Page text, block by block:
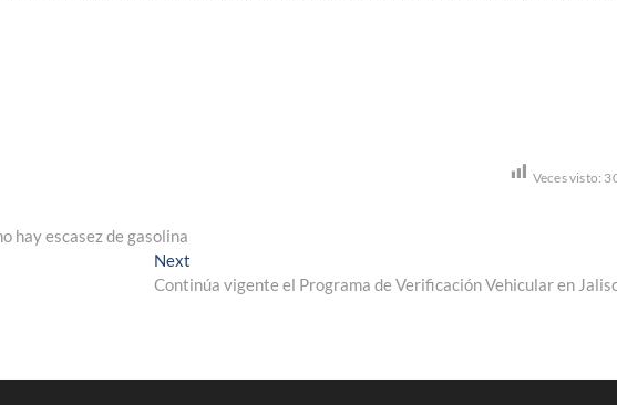
Veces visto:
hay escasez de gasolina
Next
post:
Continúa vigente el Programa de Verificación Vehicular en